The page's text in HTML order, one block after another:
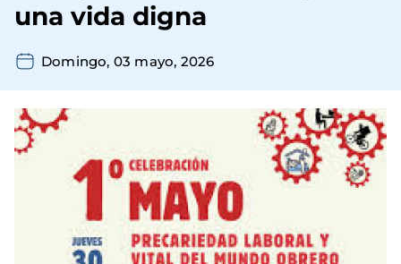
una vida digna
Domingo, 03 mayo, 2026